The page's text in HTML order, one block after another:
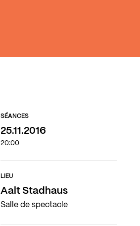
SÉANCES
25.11.2016
20:00
LIEU
Aalt Stadhaus
Salle de spectacle